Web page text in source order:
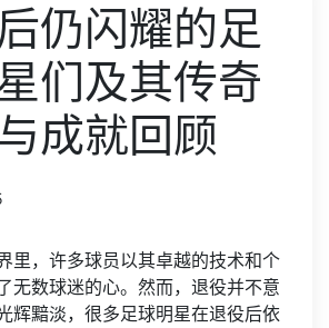
仍闪耀的足
们及其传奇
成就回顾
里，许多球员以其卓越的技术和个
无数球迷的心。然而，退役并不意
辉黯淡，很多足球明星在退役后依